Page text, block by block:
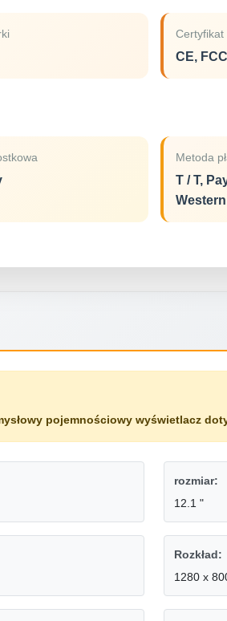
Certyfikat
CE,
Metoda
T / T,
pojemnościowy wyświetlacz
rozmiar:
12.1 "
Rozkład:
1280 x